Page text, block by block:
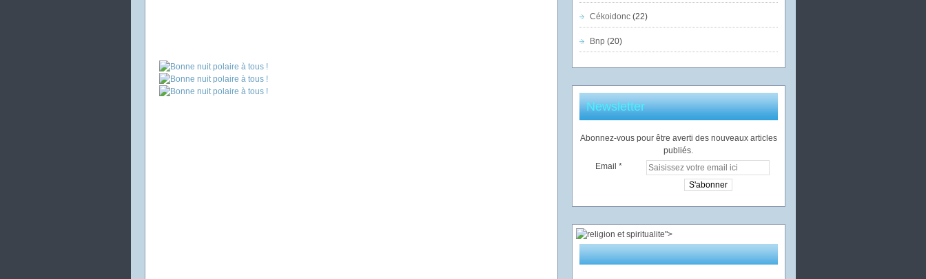
Cékoidonc(22)
Bnp (20)
Newsletter
Abonnez-vous pour être averti des nouveaux articles
publiés.
Email
">